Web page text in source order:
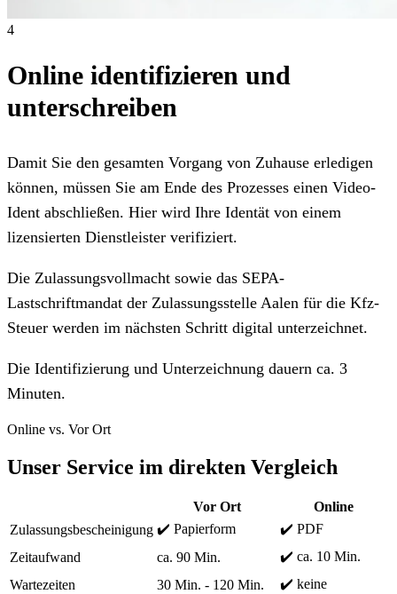
4
Online identifizieren und
unterschreiben
Damit Sie den gesamten Vorgang von Zuhause erledigen
können, müssen Sie am Ende des Prozesses einen Video-
Ident abschließen. Hier wird Ihre Identät von einem
lizensierten Dienstleister verifiziert.
Die Zulassungsvollmacht sowie das SEPA-
Lastschriftmandat der Zulassungsstelle Aalen für die Kfz-
Steuer werden im nächsten Schritt digital unterzeichnet.
Die Identifizierung und Unterzeichnung dauern ca. 3
Minuten.
Online vs. Vor Ort
Unser Service im direkten Vergleich
Vor Ort
Online
Zulassungsbescheinigung ✔️ Papierform
✔️ PDF
Zeitaufwand
ca. 90 Min.
✔️ ca. 10 Min.
Wartezeiten
30 Min. - 120 Min. ✔️ keine